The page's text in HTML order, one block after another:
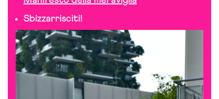
Sbizzarrisciti!